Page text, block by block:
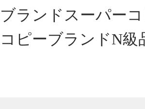
ブランドスーパー
コピーブランドN級